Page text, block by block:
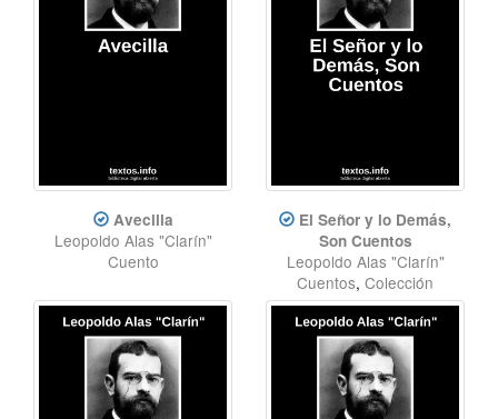
Avecilla
Leopoldo Alas "Clarín"
Cuento
El Señor y lo Demás,
Son Cuentos
Leopoldo Alas "Clarín"
Cuentos, Colección